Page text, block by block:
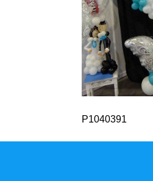
P1040391